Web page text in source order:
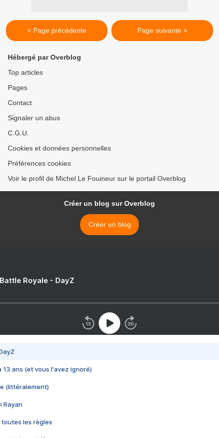
< Page précédente Page suivante >
Hébergé par Overblog
Top articles
Pages
Contact
Signaler un abus
C.G.U.
Cookies et données personnelles
Préférences cookies
Voir le profil de Michel Le Fouineur sur le portail Overblog
Créer un blog sur Overblog
Créer un blog
Royale - DayZ
13 ans (et vous l'avez ignoré)
(littéralement)
Rayan
toutes les règles